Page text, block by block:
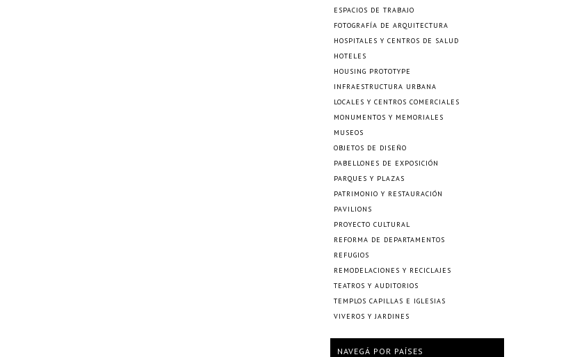
ESPACIOS DE TRABAJO
FOTOGRAFÍA DE ARQUITECTURA
HOSPITALES Y CENTROS DE SALUD
HOTELES
HOUSING PROTOTYPE
INFRAESTRUCTURA URBANA
LOCALES Y CENTROS COMERCIALES
MONUMENTOS Y MEMORIALES
MUSEOS
OBJETOS DE DISEÑO
PABELLONES DE EXPOSICIÓN
PARQUES Y PLAZAS
PATRIMONIO Y RESTAURACIÓN
PAVILIONS
PROYECTO CULTURAL
REFORMA DE DEPARTAMENTOS
REFUGIOS
REMODELACIONES Y RECICLAJES
TEATROS Y AUDITORIOS
TEMPLOS CAPILLAS E IGLESIAS
VIVEROS Y JARDINES
NAVEGÁ POR PAÍSES